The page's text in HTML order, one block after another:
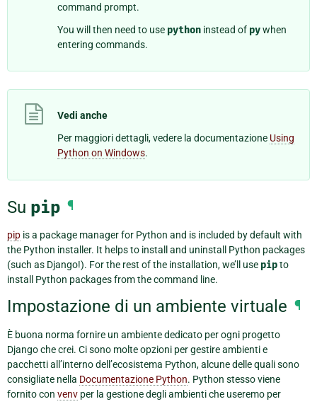
command prompt.
You will then need to use python instead of pywhen
entering commands.
Vedi anche
Per maggiori dettagli, vedere la documentazione Using
Python on Windows.
Su pip ¶
pip is a package manager for Python and is included by default with
the Python installer. It helps to install and uninstall Python packages
(such as Django!). For the rest of the installation, we’ll use pipto
install Python packages from the command line.
Impostazione di un ambiente virtuale ¶
È buona norma fornire un ambiente dedicato per ogni progetto
Django che crei. Ci sono molte opzioni per gestire ambienti e
pacchetti all’interno dell’ecosistema Python, alcune delle quali sono
consigliate nella Documentazione Python. Python stesso viene
fornito con venv per la gestione degli ambienti che useremo per